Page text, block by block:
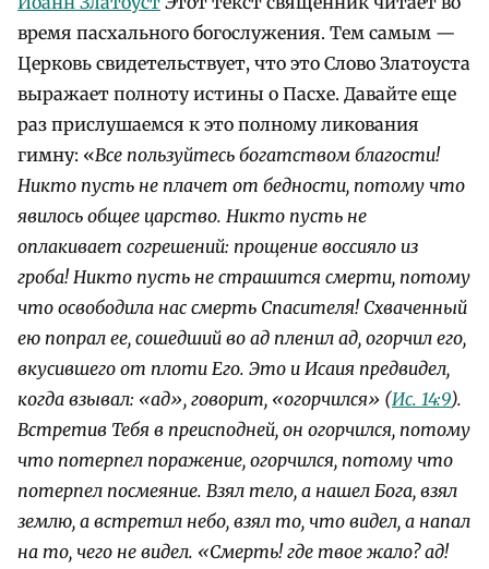
время пасхального богослужения. Тем самым —
Церковь свидетельствует, что это Слово Златоуста
выражает полноту истины о Пасхе. Давайте еще
раз прислушаемся к это полному ликования
гимну: «Все пользуйтесь богатством благости!
Никто пусть не плачет от бедности, потому что
явилось общее царство. Никто пусть не
оплакивает согрешений: прощение воссияло из
гроба! Никто пусть не страшится смерти, потому
что освободила нас смерть Спасителя! Схваченный
ею попрал ее, сошедший во ад пленил ад, огорчил его,
вкусившего от плоти Его. Это и Исаия предвидел,
когда взывал: «ад», говорит, «огорчился» (Ис. 14:9).
Встретив Тебя в преисподней, он огорчился, потому
что потерпел поражение, огорчился, потому что
потерпел посмеяние. Взял тело, а нашел Бога, взял
землю, а встретил небо, взял то, что видел, а напал
на то, чего не видел. «Смерть! где твое жало? ад!